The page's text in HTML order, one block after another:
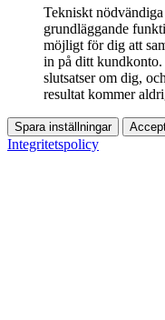
Tekniskt
grundläggande
möjligt för dig att
in på ditt kundkonto.
slutsatser om dig,
resultat kommer
Spara inställningar
Integritetspolicy